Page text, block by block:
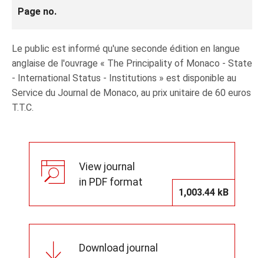
Page no.
Le public est informé qu'une seconde édition en langue
anglaise de l'ouvrage « The Principality of Monaco - State
- International Status - Institutions » est disponible au
Service du Journal de Monaco, au prix unitaire de 60 euros
T.T.C.
View journal
in PDF format
1,003.44 kB
Download journal